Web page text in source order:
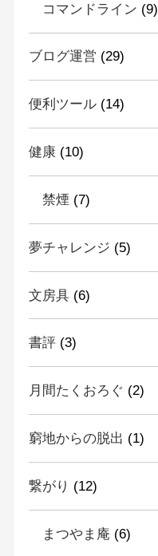
コマンドライン (9)
ブログ運営 (29)
便利ツール(14)
健康(10)
禁煙 (7)
夢チャレンジ (5)
文房具(6)
書評(3)
月間たくおろぐ (2)
窮地からの脱出 (1)
繋がり (12)
まつやま庵 (6)